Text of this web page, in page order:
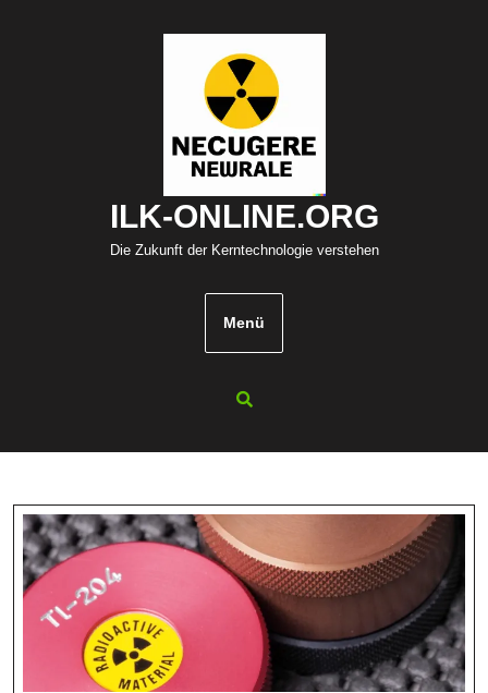
ILK-ONLINE.ORG
Die Zukunft der Kerntechnologie verstehen
Menü